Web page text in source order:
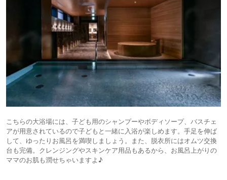
こちらの大浴場には、子ども用のシャンプーやボディソープ、バスチェ
アが用意されているので子どもと一緒に入浴が楽しめます。手足を伸ば
して、ゆったりお風呂を満喫しましょう。また、脱衣所にはオムツ交換
台も完備。クレンジングやスキンケア用品もあるから、お風呂上がりの
ママのお肌も潤せちゃいますよ♪